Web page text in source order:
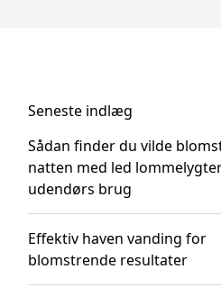
Seneste indlæg
Sådan finder du vilde
natten med led
udendørs brug
Effektiv haven vanding for
blomstrende resultater